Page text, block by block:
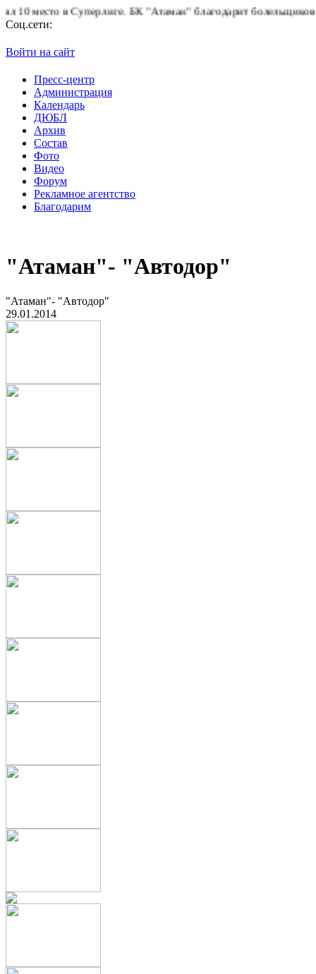
БК "Атаман" благодарит болельщиков за поддержку!
Соц.сети:
Войти на сайт
Пресс-центр
Администрация
Календарь
ДЮБЛ
Архив
Состав
Фото
Видео
Форум
Рекламное агентство
Благодарим
"Атаман"- "Автодор"
"Атаман"- "Автодор"
29.01.2014